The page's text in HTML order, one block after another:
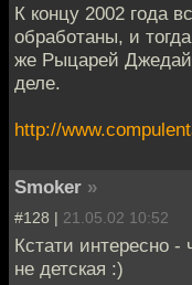
К концу 2002 года
обработаны, и
же Рыцарей
деле.
http://
Smoker »
#128 | 21.05.02 10:52
Кстати интересно -
не детская :)